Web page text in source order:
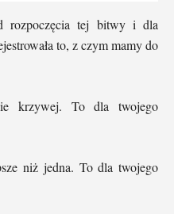
rozpoczęcia tej bitwy i dla
to, z czym mamy do
krzywej. To dla twojego
niż jedna. To dla twojego